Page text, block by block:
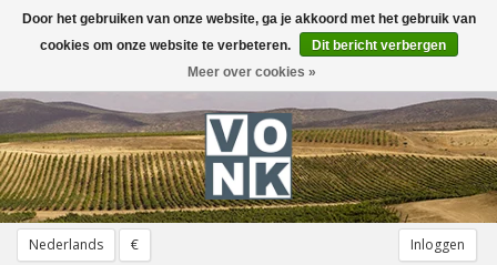
Nederlands € Inloggen
Toggle
navigation
Door het gebruiken van onze website, ga je akkoord met het gebruik van
cookies om onze website te verbeteren.
Dit bericht verbergen
Meer over cookies »